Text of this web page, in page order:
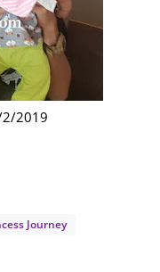
2/2019
Journey